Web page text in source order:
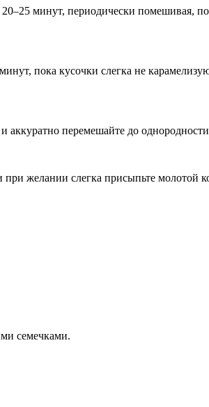
минут, периодически помешивая,
пока кусочки слегка не
аккуратно перемешайте до
желании слегка присыпьте молотой
семечками.